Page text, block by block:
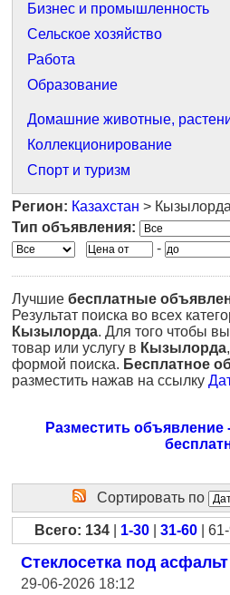
Бизнес и промышленность
Сельское хозяйство
Работа
Образование
Домашние животные,
Коллекционирование
Спорт и туризм
Регион: Казахстан > Кызылорда
Тип объявления:
-
Лучшие бесплатные
Результат поиска во всех
Кызылорда. Для того чтобы
товар или услугу в Кызылорда
формой поиска. Бесплатное
разместить нажав на ссылку
Разместить объявление
Сортировать по
Всего: 134| 1-30| 31-60| 61-
Стеклосетка под асфальт
29-06-2026 18:12